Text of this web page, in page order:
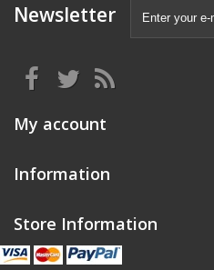
Newsletter
My account
Information
Store Information